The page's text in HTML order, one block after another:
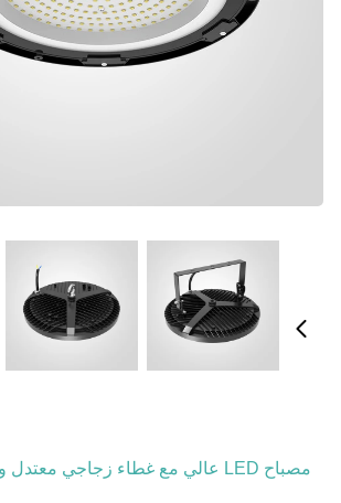
مصباح LED عالي مع غطاء زجاجي معتدل ومقاومة للآثار IK07